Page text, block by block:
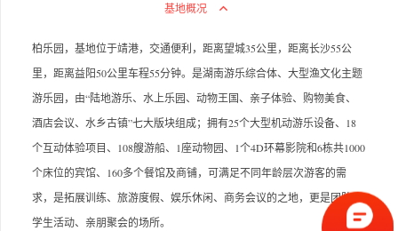
基地概况
柏乐园，基地位于靖港，交通便利，距离望城35公里，距离长沙55公
里，距离益阳50公里车程55分钟。是湖南游乐综合体、大型渔文化主题
游乐园，由“陆地游乐、水上乐园、动物王国、亲子体验、购物美食、
酒店会议、水乡古镇”七大版块组成；拥有25个大型机动游乐设备、18
个互动体验项目、108艘游船、1座动物园、1个4D环幕影院和6栋共1000
个床位的宾馆、160多个餐馆及商铺，可满足不同年龄层次游客的需
求，是拓展训练、旅游度假、娱乐休闲、商务会议的之地，更是团队、
学生活动、亲朋聚会的场所。